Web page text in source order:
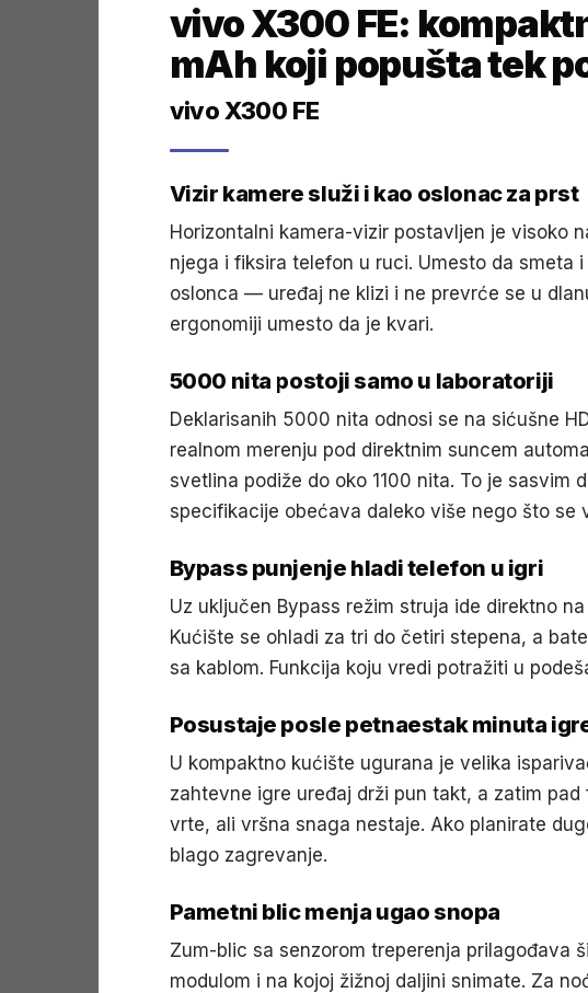
vivo X300 FE:
mAh koji popušta tek
vivo X300 FE
Vizir kamere služi i kao oslonac za prst
Horizontalni kamera-vizir postavljen je visoko
njega i fiksira telefon u ruci. Umesto da smeta
oslonca — uređaj ne klizi i ne prevrće se u
ergonomiji umesto da je kvari.
5000 nita postoji samo u laboratoriji
Deklarisanih 5000 nita odnosi se na sićušne
realnom merenju pod direktnim suncem
svetlina podiže do oko 1100 nita. To je sasvim
specifikacije obećava daleko više nego što se
Bypass punjenje hladi telefon u igri
Uz uključen Bypass režim struja ide direktno
Kućište se ohladi za tri do četiri stepena, a
sa kablom. Funkcija koju vredi potražiti u
Posustaje posle petnaestak minuta
U kompaktno kućište ugurana je velika
zahtevne igre uređaj drži pun takt, a zatim
vrte, ali vršna snaga nestaje. Ako planirate
blago zagrevanje.
Pametni blic menja ugao snopa
Zum-blic sa senzorom treperenja prilagođava
modulom i na kojoj žižnoj daljini snimate. Za